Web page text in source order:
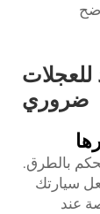
للعجلات
ضروري
بالطرق.
سيارتك
عند